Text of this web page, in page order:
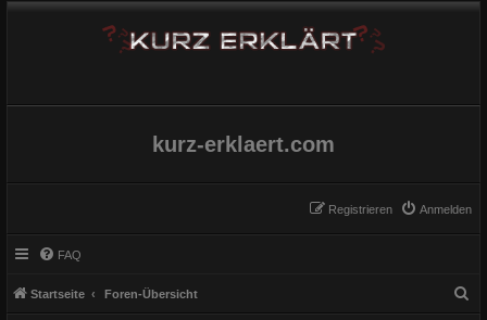
kurz-erklaert.com
Anmelden
Registrieren
FAQ
Startseite Foren-Übersicht